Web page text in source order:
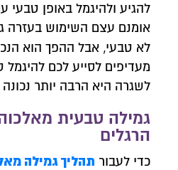
להגיע ולהיגמל באופן טבעי
אומנם עצם השימוש בעזרה
לא טבעי, אבל ההפך הוא
מעדיפים לסייע לכם להיגמל
לשגרה היא הרבה יותר
גמילה טבעית
הרגלים
כדי לעבור תהליך גמילה